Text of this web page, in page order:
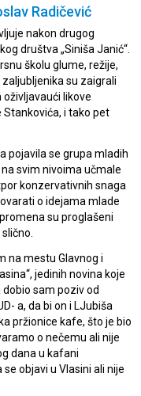
Radičević
nakon drugog
društva „Siniša Janić“.
školu glume, režije,
su zaigrali
likove
Stankovića, i tako pet
pojavila se grupa mladih
na svim nivoima učmale
konzervativnih snaga
o idejama mlade
su proglašeni
na mestu Glavnog i
jedinih novina koje
sam poziv od
a, da bi on i LJubiša
pržionice kafe, što je bio
o nečemu ali nije
dana u kafani
objavi u Vlasini ali nije